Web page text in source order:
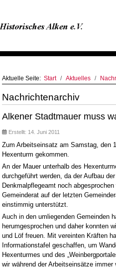
Aktuelle Seite: Start Aktuelles
Nachrichtenarchiv
Alkener Stadtmauer muss
Erstellt: 14. Juni 2011
Zum Arbeitseinsatz am Samstag, den
Hexenturm gekommen.
An der Mauer unterhalb des
durchgeführt werden, da der Aufbau
Denkmalpflegeamt noch
Gemeinderat auf der letzten
einstimmig unterstützt.
Auch in den umliegenden Gemeinden
herumgesprochen und daher konnten
und Löf freuen. Mit vereinten Kräften
Informationstafel geschaffen, um
Hexenturmes und des
wir während der Arbeitseinsätze